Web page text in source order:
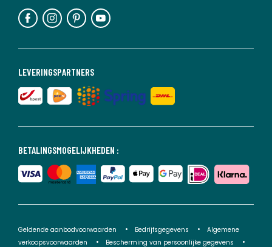
BETALINGSMOGELIJKHEDEN :
LEVERINGSPARTNERS
Geldende aanbodvoorwaarden Bedrijfsgegevens
Algemene
verkoopsvoorwaarden
Bescherming van persoonlijke gegevens